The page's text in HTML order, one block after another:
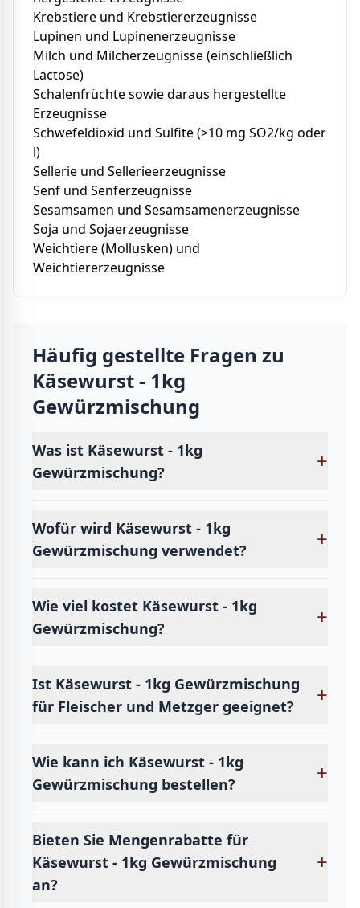
Krebstiere und Krebstiererzeugnisse
Lupinen und Lupinenerzeugnisse
Milch und Milcherzeugnisse (einschließlich
Lactose)
Schalenfrüchte sowie daraus hergestellte
Erzeugnisse
Schwefeldioxid und Sulfite (>10 mg SO2/kg oder
l)
Sellerie und Sellerieerzeugnisse
Senf und Senferzeugnisse
Sesamsamen und Sesamsamenerzeugnisse
Soja und Sojaerzeugnisse
Weichtiere (Mollusken) und
Weichtiererzeugnisse
Häufig gestellte Fragen zu
Käsewurst - 1kg
Gewürzmischung
Was ist Käsewurst - 1kg
Gewürzmischung?
+
Wofür wird Käsewurst - 1kg
Gewürzmischung verwendet?
+
Wie viel kostet Käsewurst - 1kg
Gewürzmischung?
+
Ist Käsewurst - 1kg Gewürzmischung
für Fleischer und Metzger geeignet?
+
Wie kann ich Käsewurst - 1kg
Gewürzmischung bestellen?
+
Bieten Sie Mengenrabatte für
Käsewurst - 1kg Gewürzmischung
an?
+